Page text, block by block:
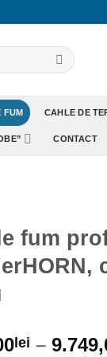
FUM CAHLE DE
CONTACT
fum
lei –